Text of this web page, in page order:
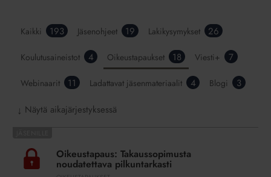
Kaikki 193 Jäsenohjeet 19 Lakikysymykset 26
Koulutusaineistot 4 Oikeustapaukset 18 Viesti+ 7
Webinaarit 11 Ladattavat jäsenmateriaalit 4 Blogi 3
↓ Näytä aikajärjestyksessä
Takaussopimusta
noudatettava Oikeustapaus: Takaussopimusta
noudatettava pilkuntarkasti